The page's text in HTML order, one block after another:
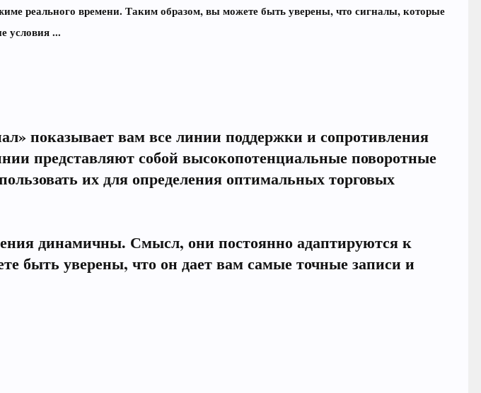
реального времени. Таким образом, вы можете быть уверены, что сигналы, которые
условия ...
показывает вам все линии поддержки и сопротивления
представляют собой высокопотенциальные поворотные
их для определения оптимальных торговых
динамичны. Смысл, они постоянно адаптируются к
быть уверены, что он дает вам самые точные записи и